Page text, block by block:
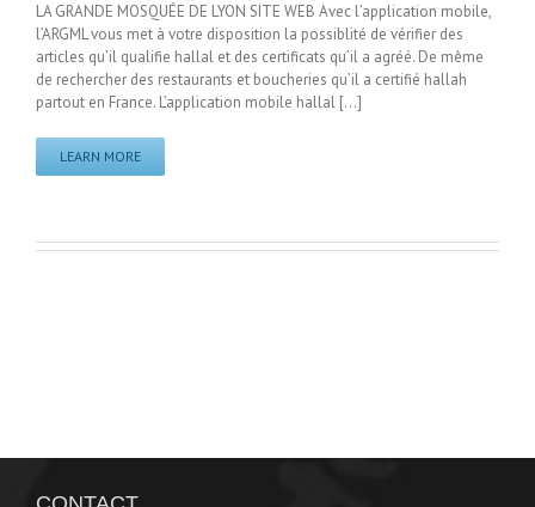
LA GRANDE MOSQUÉE DE LYON SITE WEB Avec l’application mobile,
l’ARGML vous met à votre disposition la possiblité de vérifier des
articles qu’il qualifie hallal et des certificats qu’il a agréé. De même
de rechercher des restaurants et boucheries qu’il a certifié hallah
partout en France. L’application mobile hallal [...]
LEARN MORE